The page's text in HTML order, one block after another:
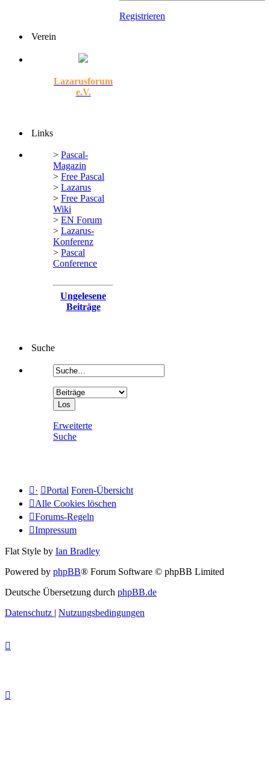
Registrieren
Verein
Lazarusforum
e.V.
Links
> Pascal-
Magazin
> Free Pascal
> Lazarus
> Free Pascal
Wiki
> EN Forum
> Lazarus-
Konferenz
> Pascal
Conference
Ungelesene
Beiträge
Suche
Erweiterte
Suche
· Portal Foren-Übersicht
Alle Cookies löschen
Forums-Regeln
Impressum
Flat Style by Ian Bradley
Powered by phpBB® Forum Software © phpBB Limited
Deutsche Übersetzung durch phpBB.de
Datenschutz | Nutzungsbedingungen